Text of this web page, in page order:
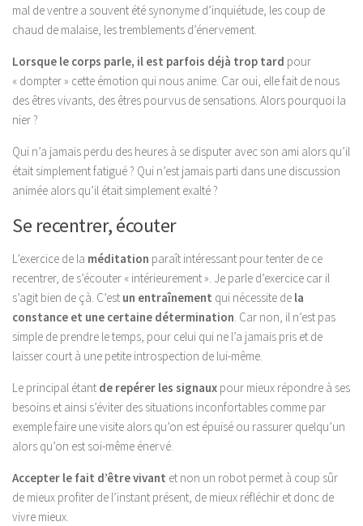
mal de ventre a souvent été synonyme d’inquiétude, les coup de
chaud de malaise, les tremblements d’énervement.
Lorsque le corps parle, il est parfois déjà trop tard pour
« dompter » cette émotion qui nous anime. Car oui, elle fait de nous
des êtres vivants, des êtres pourvus de sensations. Alors pourquoi la
nier ?
Qui n’a jamais perdu des heures à se disputer avec son ami alors qu’il
était simplement fatigué ? Qui n’est jamais parti dans une discussion
animée alors qu’il était simplement exalté ?
Se recentrer, écouter
L’exercice de la méditation paraît intéressant pour tenter de ce
recentrer, de s’écouter « intérieurement ». Je parle d’exercice car il
s’agit bien de çà. C’est un entraînement qui nécessite de la
constance et une certaine détermination . Car non, il n’est pas
simple de prendre le temps, pour celui qui ne l’a jamais pris et de
laisser court à une petite introspection de lui-même.
Le principal étant de repérer les signaux pour mieux répondre à ses
besoins et ainsi s’éviter des situations inconfortables comme par
exemple faire une visite alors qu’on est épuisé ou rassurer quelqu’un
alors qu’on est soi-même énervé.
Accepter le fait d’être vivant et non un robot permet à coup sûr
de mieux profiter de l’instant présent, de mieux réfléchir et donc de
vivre mieux.